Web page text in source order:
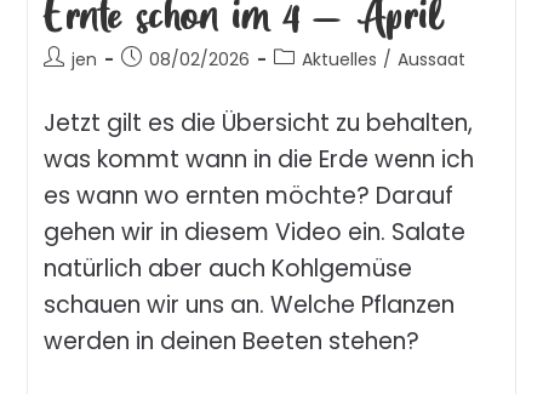
Ernte schon im 4 – April
jen 08/02/2026 Aktuelles / Aussaat
Jetzt gilt es die Übersicht zu behalten,
was kommt wann in die Erde wenn ich
es wann wo ernten möchte? Darauf
gehen wir in diesem Video ein. Salate
natürlich aber auch Kohlgemüse
schauen wir uns an. Welche Pflanzen
werden in deinen Beeten stehen?